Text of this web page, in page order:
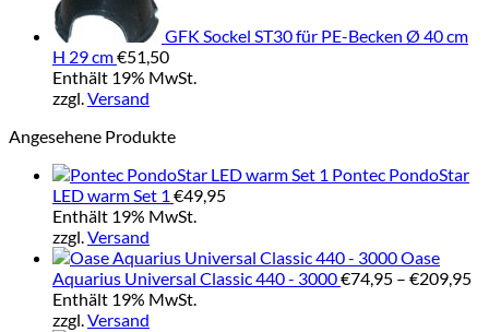
GFK Sockel ST30 für PE-Becken Ø 40 cm
H 29 cm€51,50
Enthält 19% MwSt.
zzgl.Versand
Angesehene Produkte
Pontec PondoStar
LED warm Set 1 €49,95
Enthält 19% MwSt.
zzgl.Versand
Oase
Aquarius Universal Classic 440 - 3000€74,95 – €209,95
Enthält 19% MwSt.
zzgl.Versand